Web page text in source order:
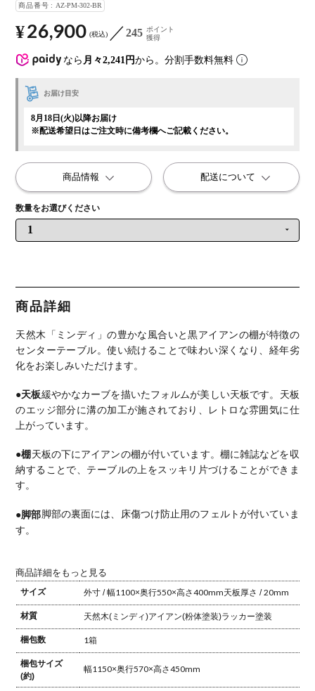
商品詳細
天然木「ミンディ」の豊かな風合いと黒アイアンの棚が特徴の
センターテーブル。使い続けることで味わい深くなり、経年劣
化をお楽しみいただけます。
●天板緩やかなカーブを描いたフォルムが美しい天板です。 天板
のエッジ部分に溝の加工が施されており、レトロな雰囲気に仕
上がっています。
●棚 天板の下にアイアンの棚が付いています。 棚に雑誌などを収
納することで、テーブルの上をスッキリ片づけることができま
す。
●脚部脚部の裏面には、床傷つけ防止用のフェルトが付いていま
す。
商品詳細をもっと見る
サイズ
外寸 / 幅1100×奥行550×高さ400mm天板厚さ / 20mm
材質 天然木(ミンディ)アイアン(粉体塗装)ラッカー塗装
梱包数 1箱
梱包サイズ
(約)
幅1150×奥行570×高さ450mm
商品番号 AZ-PM-302-BR
なら 月々2,241円から。分割手数料無料
¥26,900 税込 245 ポイント
獲得
お届け目安
8月18日(火)以降お届け
※配送希望日はご注文時に備考欄へご記載ください。
商品情報 配送について